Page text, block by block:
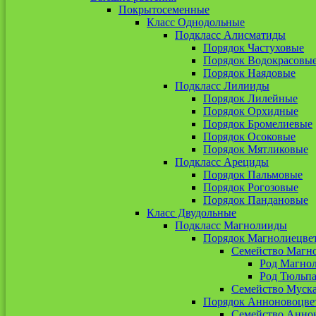
Покрытосеменные
Класс Однодольные
Подкласс Алисматиды
Порядок Частуховые
Порядок
Порядок Наядовые
Подкласс Лилииды
Порядок Лилейные
Порядок Орхидные
Порядок Бромелиевые
Порядок Осоковые
Порядок Мятликовые
Подкласс Арециды
Порядок Пальмовые
Порядок Рогозовые
Порядок Пандановые
Класс Двудольные
Подкласс Магнолииды
Порядок
Семейство
Род
Род
Семейство
Порядок